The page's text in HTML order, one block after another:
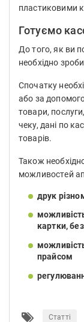
пластиковими
Готуємо
До того, як ви
необхідно
Спочатку
або за
товари,
чеку, дані по
товарів.
Також
можливостей
друк
картки,
прайсом
Статті